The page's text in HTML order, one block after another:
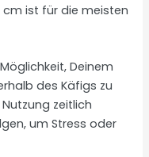
ist für die meisten
Deinem
des Käfigs zu
zeitlich
um Stress oder